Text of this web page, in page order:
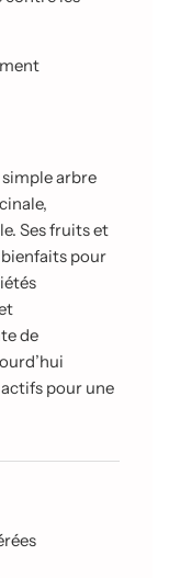
arbre
Ses fruits et
pour
de
pour une